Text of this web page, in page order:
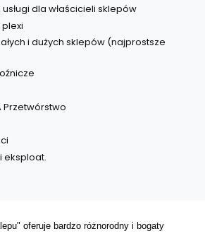
dla właścicieli sklepów
i dużych sklepów (najprostsze
Przetwórstwo
eksploat.
oferuje bardzo różnorodny i bogaty